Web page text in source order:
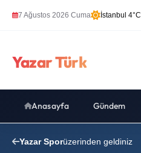
7 Ağustos 2026 Cuma İstanbul 4°C
Yazar Türk
Anasayfa Gündem
Yazar Sporüzerinden geldiniz